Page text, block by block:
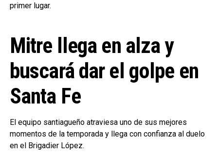
primer lugar.
Mitre llega en alza y
buscará dar el golpe en
Santa Fe
El equipo santiagueño atraviesa uno de sus mejores
momentos de la temporada y llega con confianza al duelo
en el Brigadier López.